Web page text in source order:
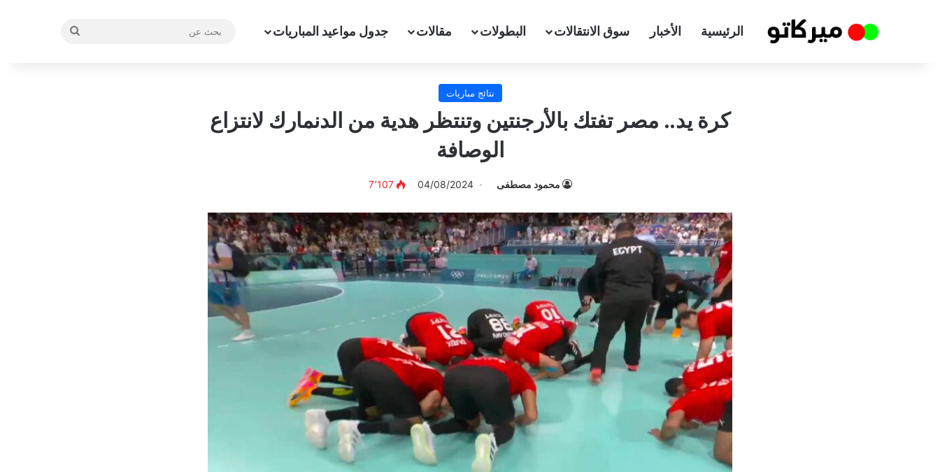
الرئيسية الأخبار سوق الانتقالات البطولات مقالات جدول مواعيد المباريات
نتائج مباريات
كرة يد.. مصر تفتك بالأرجنتين وتنتظر هدية من الدنمارك لانتزاع
الوصافة
محمود مصطفى 04/08/2024 7٬107